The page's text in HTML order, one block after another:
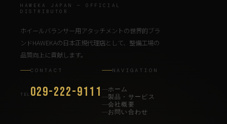
HAWEKA JAPAN — OFFICIAL
DISTRIBUTOR
ホイールバランサー用アタッチメントの世界的ブラ
ンドHAWEKAの日本正規代理店として、整備工場の
品質向上に貢献します。
CONTACT
TEL 029-222-9111
NAVIGATION
ホーム
製品・サービス
会社概要
お問い合わせ